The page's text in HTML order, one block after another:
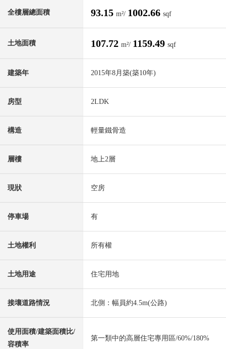
全樓層總面積 93.15 m²/ 1002.66 sqf
土地面積 107.72 m²/ 1159.49 sqf
建築年 2015年8月築(築10年)
房型 2LDK
構造 輕量鐵骨造
層樓 地上2層
現狀 空房
停車場 有
土地權利 所有權
土地用途 住宅用地
接壤道路情況 北側：幅員約4.5m(公路)
使用面積/建築面積比/
容積率
第一類中的高層住宅專用區/60%/180%